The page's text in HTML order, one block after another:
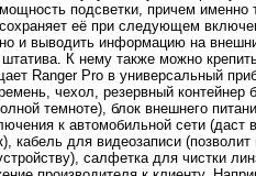
подсветки, причем именно
её при следующем
и выводить информацию на
К нему также можно
Ranger Pro в универсальный
чехол, резервный контейнер
темноте), блок внешнего
к автомобильной сети (даст
кабель для видеозаписи
салфетка для чистки